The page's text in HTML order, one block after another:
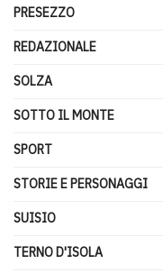
PRESEZZO
REDAZIONALE
SOLZA
SOTTO IL MONTE
SPORT
STORIE E PERSONAGGI
SUISIO
TERNO D'ISOLA